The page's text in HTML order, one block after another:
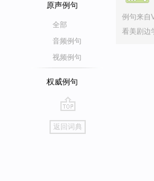
原声例句
全部
音频例句
视频例句
权威例句
go
top
返回词典
例句来自
看美剧边